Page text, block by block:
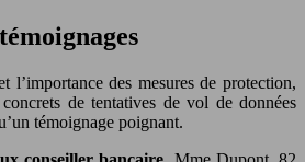
l’importance des mesures de protection,
de tentatives de vol de données
témoignage poignant.